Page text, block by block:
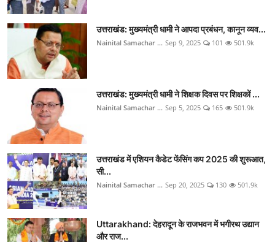
उत्तराखंड: मुख्यमंत्री धामी ने आपदा प्रबंधन, कानून व्यव...
Nainital Samachar ... Sep 9, 2025 101 501.9k
उत्तराखंड: मुख्यमंत्री धामी ने शिक्षक दिवस पर शिक्षकों ...
Nainital Samachar ... Sep 5, 2025 165 501.9k
उत्तराखंड में एशियन कैडेट फेंसिंग कप 2025 की शुरूआत,
सी...
Nainital Samachar ... Sep 20, 2025 130 501.9k
Uttarakhand: देहरादून के राजभवन में भगीरथ उद्यान
और राज...